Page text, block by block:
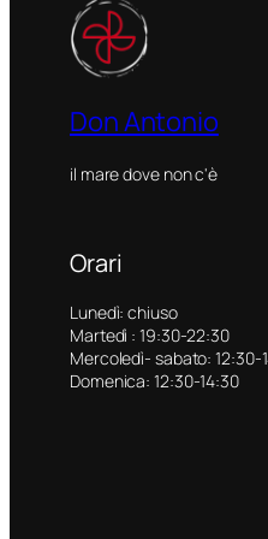
Don Antonio
il mare dove non c'è
Orari
Lunedì: chiuso
Martedì : 19:30-22:30
Mercoledì- sabato: 12:30-
Domenica: 12:30-14:30